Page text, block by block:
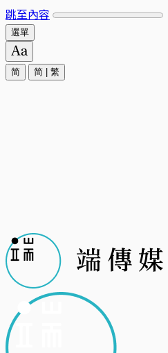
跳至內容
選單
简 简 繁